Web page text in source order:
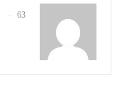
63 المشاركات